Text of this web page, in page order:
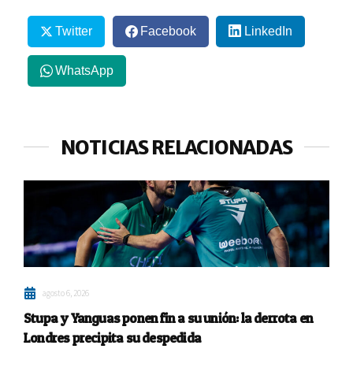
Twitter Facebook LinkedIn
WhatsApp
NOTICIAS RELACIONADAS
agosto 6, 2026
Stupa y Yanguas ponen fin a su unión: la derrota en
Londres precipita su despedida